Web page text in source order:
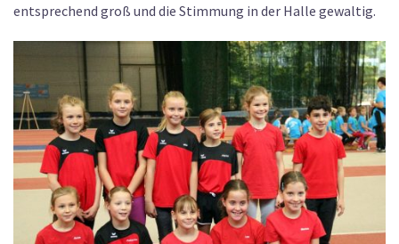
entsprechend groß und die Stimmung in der Halle gewaltig.